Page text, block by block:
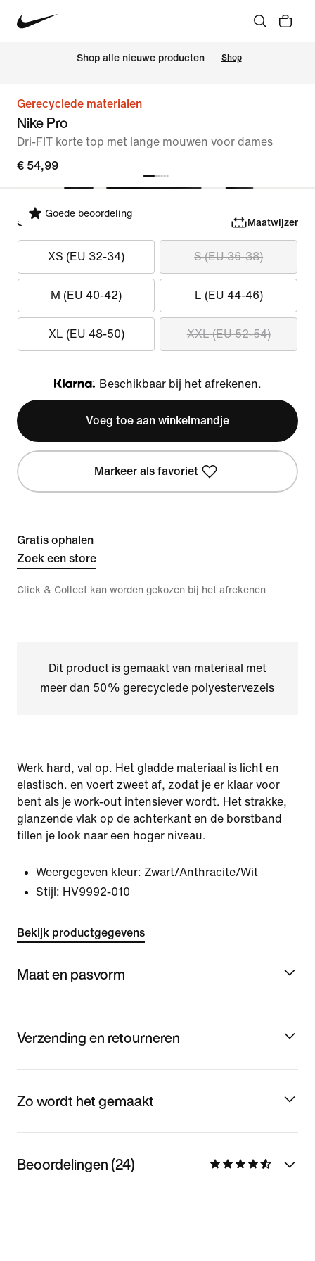
Shop alle nieuwe producten Shop
Gerecyclede materialen
Nike Pro
Dri-FIT korte top met lange mouwen voor dames
€ 54,99
Goede beoordeling
Selecteer maat Maatwijzer
XS (EU 32-34) S (EU 36-38)
M (EU 40-42) L (EU 44-46)
XL (EU 48-50) XXL (EU 52-54)
Klarna
Beschikbaar bij het afrekenen.
Voeg toe aan winkelmandje
Markeer als favoriet
Gratis ophalen
Zoek een store
Click & Collect kan worden gekozen bij het afrekenen
Dit product is gemaakt van materiaal met
meer dan 50% gerecyclede polyestervezels
Werk hard, val op. Het gladde materiaal is licht en
elastisch. en voert zweet af, zodat je er klaar voor
bent als je work-out intensiever wordt. Het strakke,
glanzende vlak op de achterkant en de borstband
tillen je look naar een hoger niveau.
Weergegeven kleur: Zwart/Anthracite/Wit
Stijl: HV9992-010
Bekijk productgegevens
Maat en pasvorm
Verzending en retourneren
Zo wordt het gemaakt
Beoordelingen (24)